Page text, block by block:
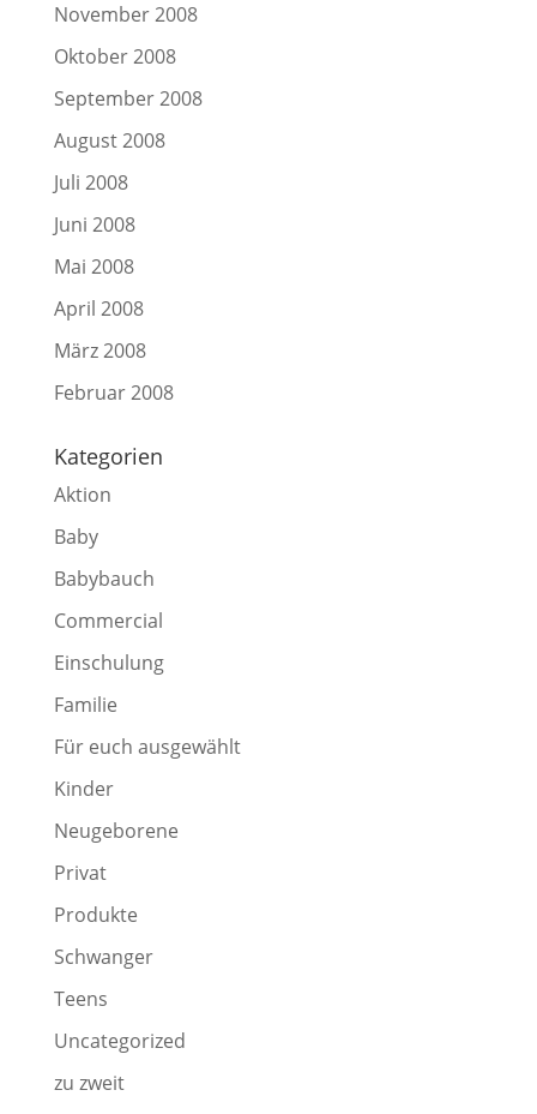
November 2008
Oktober 2008
September 2008
August 2008
Juli 2008
Juni 2008
Mai 2008
April 2008
März 2008
Februar 2008
Kategorien
Aktion
Baby
Babybauch
Commercial
Einschulung
Familie
Für euch ausgewählt
Kinder
Neugeborene
Privat
Produkte
Schwanger
Teens
Uncategorized
zu zweit